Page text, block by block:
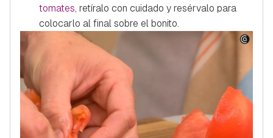
tomates, retíralo con cuidado y resérvalo para
colocarlo al final sobre el bonito.